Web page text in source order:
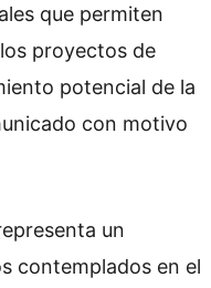
que permiten
proyectos de
potencial de la
con motivo
un
contemplados en el